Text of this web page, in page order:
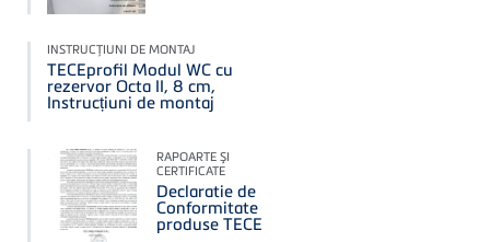
INSTRUCŢIUNI DE MONTAJ
TECEprofil Modul WC cu
rezervor Octa II, 8 cm,
Instrucțiuni de montaj
RAPOARTE ŞI
CERTIFICATE
Declaratie de
Conformitate
produse TECE